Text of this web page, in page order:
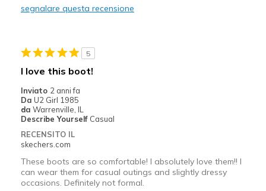
View On Shoes
segnalare questa recensione
5
I love this boot!
Inviato 2 anni fa
Da U2 Girl 1985
da Warrenville, IL
Describe Yourself Casual
RECENSITO IL
skechers.com
These boots are so comfortable! I absolutely love them!! I
can wear them for casual outings and slightly dressy
occasions. Definitely not formal.